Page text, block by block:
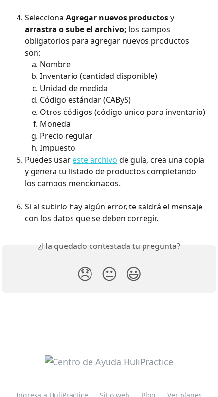
Selecciona Agregar nuevos productos y
arrastra o sube el archivo; los campos
obligatorios para agregar nuevos productos
son:
Nombre
Inventario (cantidad disponible)
Unidad de medida
Código estándar (CAByS)
Otros códigos (código único para inventario)
Moneda
Precio regular
Impuesto
Puedes usar este archivo de guía, crea una copia
y genera tu listado de productos completando
los campos mencionados.
Si al subirlo hay algún error, te saldrá el mensaje
con los datos que se deben corregir.
¿Ha quedado contestada tu pregunta?
😞 😐 😃
Ingresa a HuliPractice Sitio web Blog Ver planes